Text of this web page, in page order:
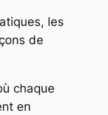
les
de
chaque
en